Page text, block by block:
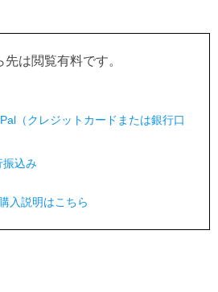
先は閲覧有料です。
（クレジットカードまたは銀行口
込み
入説明はこちら